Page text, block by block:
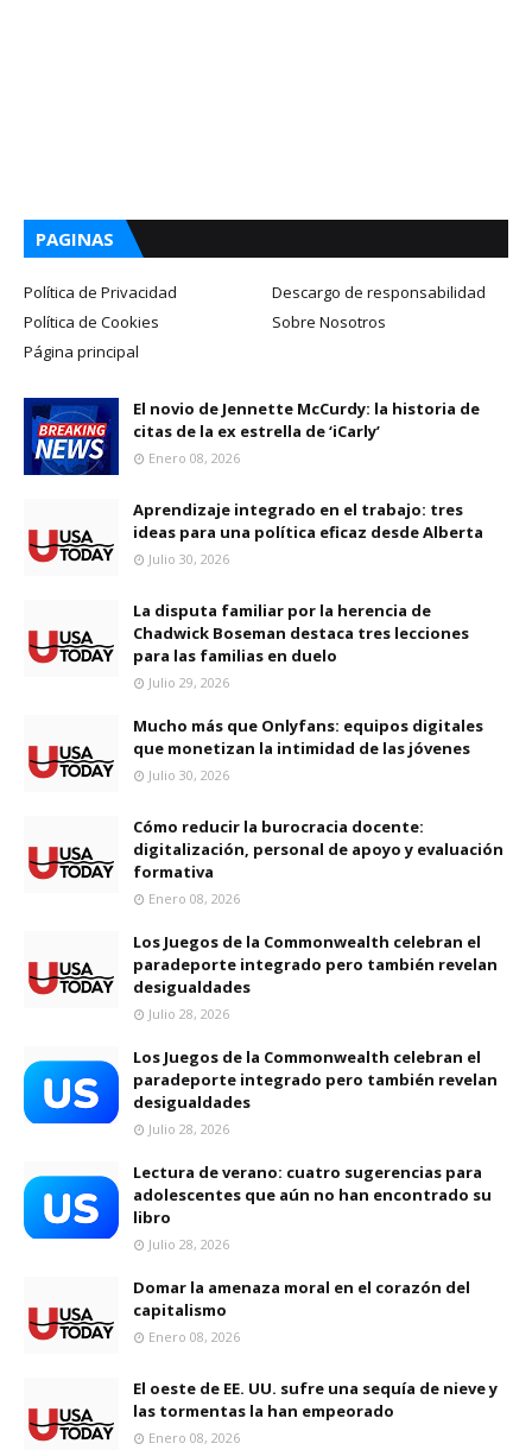
PAGINAS
Política de Privacidad
Descargo de responsabilidad
Política de Cookies
Sobre Nosotros
Página principal
El novio de Jennette McCurdy: la historia de
citas de la ex estrella de ‘iCarly’
Enero 08, 2026
Aprendizaje integrado en el trabajo: tres
ideas para una política eficaz desde Alberta
Julio 30, 2026
La disputa familiar por la herencia de
Chadwick Boseman destaca tres lecciones
para las familias en duelo
Julio 29, 2026
Mucho más que Onlyfans: equipos digitales
que monetizan la intimidad de las jóvenes
Julio 30, 2026
Cómo reducir la burocracia docente:
digitalización, personal de apoyo y evaluación
formativa
Enero 08, 2026
Los Juegos de la Commonwealth celebran el
paradeporte integrado pero también revelan
desigualdades
Julio 28, 2026
Los Juegos de la Commonwealth celebran el
paradeporte integrado pero también revelan
desigualdades
Julio 28, 2026
Lectura de verano: cuatro sugerencias para
adolescentes que aún no han encontrado su
libro
Julio 28, 2026
Domar la amenaza moral en el corazón del
capitalismo
Enero 08, 2026
El oeste de EE. UU. sufre una sequía de nieve y
las tormentas la han empeorado
Enero 08, 2026